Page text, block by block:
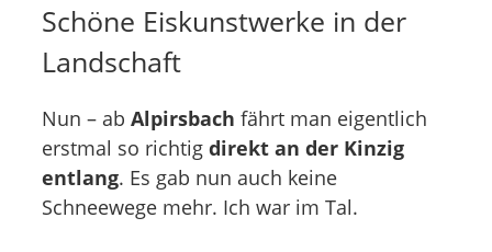
Schöne Eiskunstwerke in der
Landschaft
Nun – ab Alpirsbach fährt man eigentlich
erstmal so richtig direkt an der Kinzig
entlang. Es gab nun auch keine
Schneewege mehr. Ich war im Tal.